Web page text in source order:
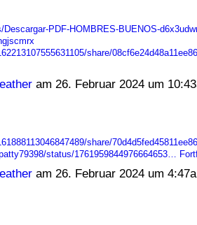
PDF-HOMBRES-BUENOS-
share/
am 26. Februar 2024 um
share/
status/1761959844976664653…
am 26. Februar 2024 um